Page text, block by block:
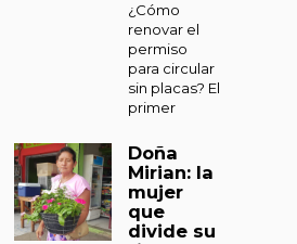
¿Cómo
renovar el
permiso
para circular
sin placas? El
primer
Doña
Mirian: la
mujer
que
divide su